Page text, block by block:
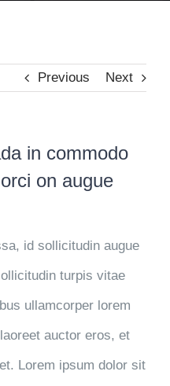
Previous Next
in commodo
on augue
id sollicitudin augue
turpis vitae
ullamcorper lorem
auctor eros, et
Lorem ipsum dolor sit